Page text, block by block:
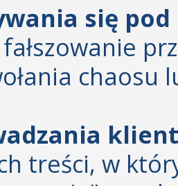
się
fałszowanie
treści, w